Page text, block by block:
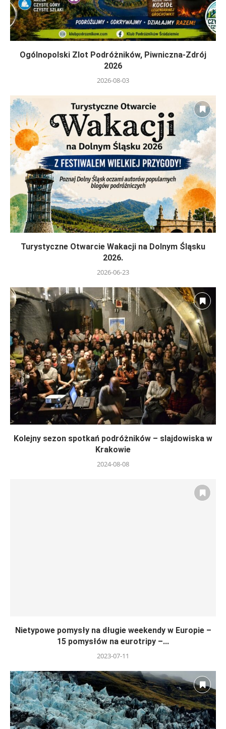
Ogólnopolski Zlot Podróżników, Piwniczna-Zdrój
2026
2026-08-03
Turystyczne Otwarcie Wakacji na Dolnym Śląsku
2026.
2026-06-23
Kolejny sezon spotkań podróżników – slajdowiska w
Krakowie
2024-08-08
Nietypowe pomysły na długie weekendy w Europie –
15 pomysłów na eurotripy –...
2023-07-11